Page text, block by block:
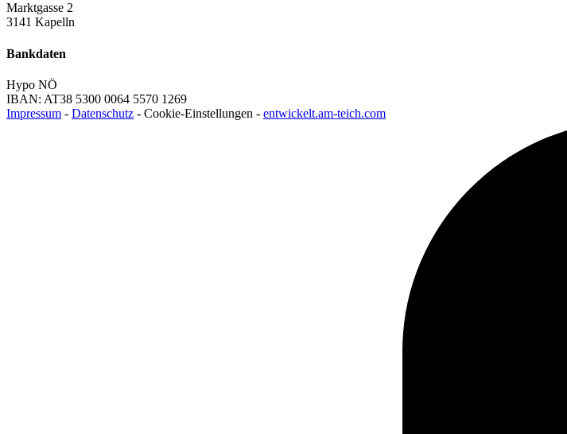
Marktgasse 2
3141 Kapelln
Bankdaten
Hypo NÖ
IBAN: AT38 5300 0064 5570 1269
Impressum - Datenschutz - Cookie-Einstellungen - entwickelt.am-teich.com